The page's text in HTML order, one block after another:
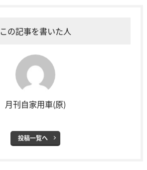
この記事を書いた人
月刊自家用車(原)
投稿一覧へ